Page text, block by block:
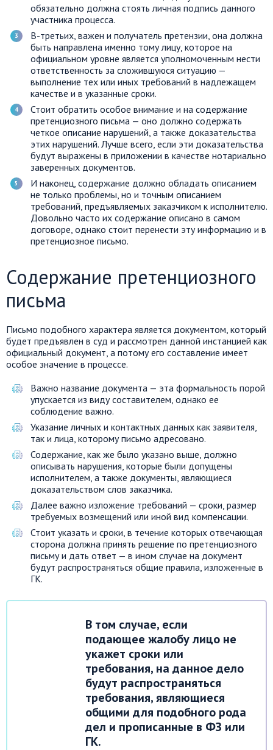
обязательно должна стоять личная подпись данного
участника процесса.
В-третьих, важен и получатель претензии, она должна
быть направлена именно тому лицу, которое на
официальном уровне является уполномоченным нести
ответственность за сложившуюся ситуацию —
выполнение тех или иных требований в надлежащем
качестве и в указанные сроки.
Стоит обратить особое внимание и на содержание
претенциозного письма — оно должно содержать
четкое описание нарушений, а также доказательства
этих нарушений. Лучше всего, если эти доказательства
будут выражены в приложении в качестве нотариально
заверенных документов.
И наконец, содержание должно обладать описанием
не только проблемы, но и точным описанием
требований, предъявляемых заказчиком к исполнителю.
Довольно часто их содержание описано в самом
договоре, однако стоит перенести эту информацию и в
претенциозное письмо.
Содержание претенциозного
письма
Письмо подобного характера является документом, который
будет предъявлен в суд и рассмотрен данной инстанцией как
официальный документ, а потому его составление имеет
особое значение в процессе.
Важно название документа — эта формальность порой
упускается из виду составителем, однако ее
соблюдение важно.
Указание личных и контактных данных как заявителя,
так и лица, которому письмо адресовано.
Содержание, как же было указано выше, должно
описывать нарушения, которые были допущены
исполнителем, а также документы, являющиеся
доказательством слов заказчика.
Далее важно изложение требований — сроки, размер
требуемых возмещений или иной вид компенсации.
Стоит указать и сроки, в течение которых отвечающая
сторона должна принять решение по претенциозного
письму и дать ответ — в ином случае на документ
будут распространяться общие правила, изложенные в
ГК.
В том случае, если
подающее жалобу лицо не
укажет сроки или
требования, на данное дело
будут распространяться
требования, являющиеся
общими для подобного рода
дел и прописанные в ФЗ или
ГК.